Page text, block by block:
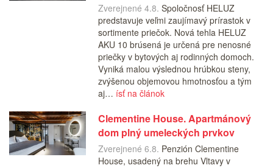
Zverejnené 4.8. Spoločnosť HELUZ
predstavuje veľmi zaujímavý prírastok v
sortimente priečok. Nová tehla HELUZ
AKU 10 brúsená je určená pre nenosné
priečky v bytových aj rodinných domoch.
Vyniká malou výslednou hrúbkou steny,
zvýšenou objemovou hmotnosťou a tým
aj… ísť na článok
Clementine House. Apartmánový
dom plný umeleckých prvkov
Zverejnené 6.8. Penzión Clementine
House, usadený na brehu Vltavy v